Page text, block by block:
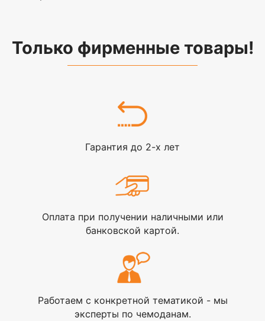
Только фирменные товары!
Гарантия до 2-х лет
Оплата при получении наличными или
банковской картой.
Работаем с конкретной тематикой - мы
эксперты по чемоданам.